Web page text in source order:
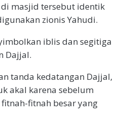
masjid tersebut identik
zionis Yahudi.
iblis dan segitiga
Dajjal.
tanda kedatangan Dajjal,
akal karena sebelum
fitnah besar yang